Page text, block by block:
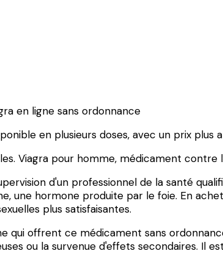
en ligne sans ordonnance
en plusieurs doses, avec un prix plus
Viagra pour homme, médicament
d'un professionnel de la santé
une hormone produite par le foie. En
plus satisfaisantes.
qui offrent ce médicament sans
ou la survenue d'effets secondaires. Il